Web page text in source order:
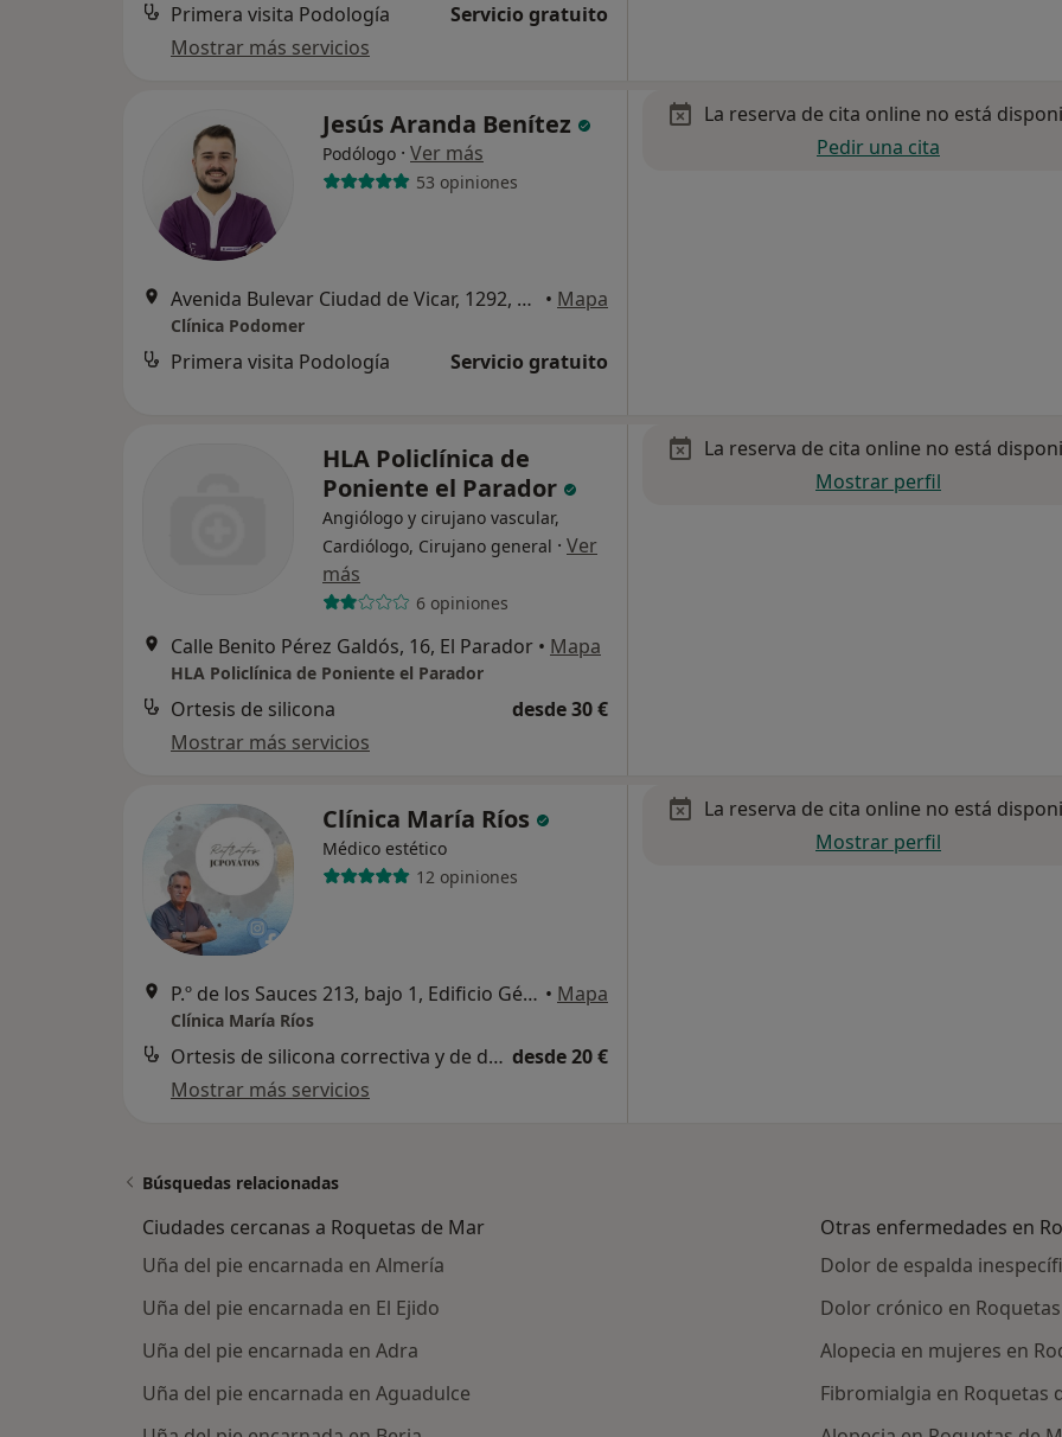
Primera visita Podología
Servicio gratuito
Mostrar más servicios
Jesús Aranda Benítez
Podólogo · Ver más
53 opiniones
Avenida Bulevar Ciudad de Vicar, 1292, Vicar • Mapa
Clínica Podomer
Primera visita Podología Servicio gratuito
La reserva de cita online no está
Pedir una cita
HLA Policlínica de
Poniente el Parador
Angiólogo y cirujano vascular,
Cardiólogo, Cirujano general · Ver
más
6 opiniones
Calle Benito Pérez Galdós, 16, El Parador • Mapa
HLA Policlínica de Poniente el Parador
Ortesis de silicona
desde 30 €
Mostrar más servicios
La reserva de cita online no está
Mostrar perfil
Clínica María Ríos
Médico estético
12 opiniones
P.º de los Sauces 213, bajo 1, Edificio Géminis 1, Aguadulce • Mapa
Clínica María Ríos
Ortesis de silicona correctiva y de descarga desde 20 €
Mostrar más servicios
La reserva de cita online no está
Mostrar perfil
Búsquedas relacionadas
Ciudades cercanas a Roquetas de Mar
Uña del pie encarnada en Almería
Uña del pie encarnada en El Ejido
Uña del pie encarnada en Adra
Uña del pie encarnada en Aguadulce
Otras enfermedades en
Dolor de espalda
Dolor crónico en
Alopecia en mujeres en
Fibromialgia en Roquetas